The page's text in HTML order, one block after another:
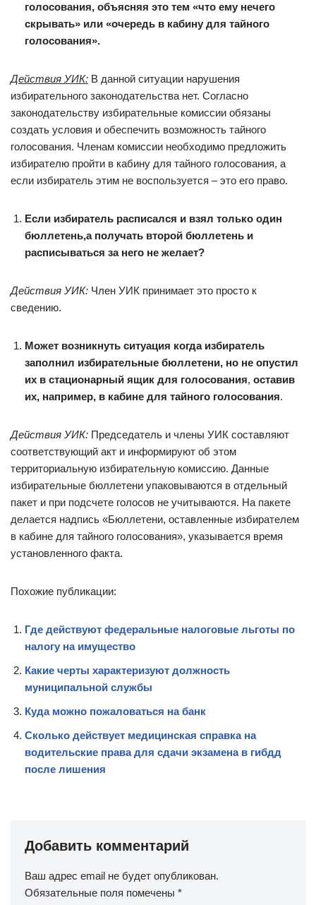
голосования, объясняя это тем «что ему нечего
скрывать» или «очередь в кабину для тайного
голосования».
Действия УИК: В данной ситуации нарушения
избирательного законодательства нет. Согласно
законодательству избирательные комиссии обязаны
создать условия и обеспечить возможность тайного
голосования. Членам комиссии необходимо предложить
избирателю пройти в кабину для тайного голосования, а
если избиратель этим не воспользуется – это его право.
Если избиратель расписался и взял только один
бюллетень,а получать второй бюллетень и
расписываться за него не желает?
Действия УИК: Член УИК принимает это просто к
сведению.
Может возникнуть ситуация когда избиратель
заполнил избирательные бюллетени, но не опустил
их в стационарный ящик для голосования, оставив
их, например, в кабине для тайного голосования.
Действия УИК: Председатель и члены УИК составляют
соответствующий акт и информируют об этом
территориальную избирательную комиссию. Данные
избирательные бюллетени упаковываются в отдельный
пакет и при подсчете голосов не учитываются. На пакете
делается надпись «Бюллетени, оставленные избирателем
в кабине для тайного голосования», указывается время
установленного факта.
Похожие публикации:
Где действуют федеральные налоговые льготы по
налогу на имущество
Какие черты характеризуют должность
муниципальной службы
Куда можно пожаловаться на банк
Сколько действует медицинская справка на
водительские права для сдачи экзамена в гибдд
после лишения
Добавить комментарий
Ваш адрес email не будет опубликован.
Обязательные поля помечены *